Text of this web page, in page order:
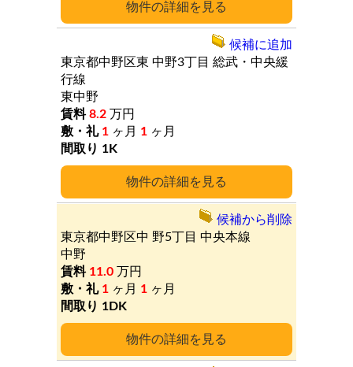
詳細
詳細
東京都中野区東 中野3丁目 総武・中央緩
行線
東中野
8.2 万円
1 ヶ月 1 ヶ月
1K
候補に追加
詳細
東京都中野区中 野5丁目 中央本線
中野
11.0 万円
1 ヶ月 1 ヶ月
1DK
候補から削除